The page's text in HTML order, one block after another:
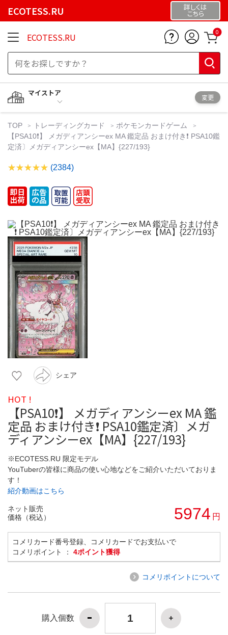
ECOTESS.RU 詳しくは
こちら
ECOTESS.RU 0
マイストア
変更
TOP トレーディングカード
ポケモンカードゲーム
【PSA10❗️】 メガディアンシーex MA 鑑定品 おまけ付き❗️ PSA10鑑
定済〕メガディアンシーex【MA】{227/193}
(2384)
シェア
HOT !
【PSA10❗️】 メガディアンシーex MA 鑑
定品 おまけ付き❗️ PSA10鑑定済〕メガ
ディアンシーex【MA】{227/193}
※ECOTESS.RU 限定モデル
YouTuberの皆様に商品の使い心地などをご紹介いただいておりま
す！
紹介動画はこちら
ネット販売
価格（税込）
5974 円
コメリカード番号登録、コメリカードでお支払いで
コメリポイント ： 4ポイント獲得
コメリポイントについて
購入個数